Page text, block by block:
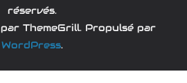
réservés.
par ThemeGrill. Propulsé par
WordPress.